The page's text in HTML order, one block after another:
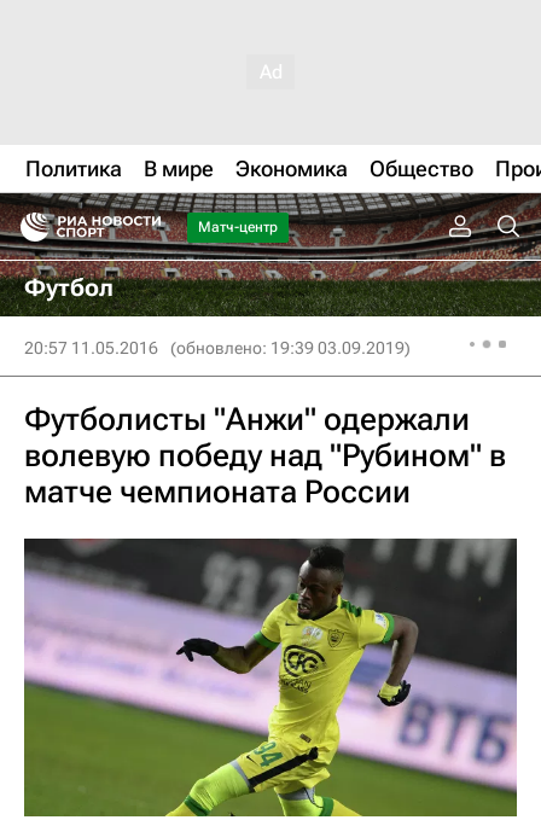
Политика В мире Экономика Общество
Матч-центр
Футбол
20:57 11.05.2016 (обновлено: 19:39 03.09.2019)
Футболисты "Анжи" одержали
волевую победу над "Рубином" в
матче чемпионата России